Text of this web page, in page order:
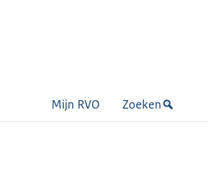
Mijn RVO Zoeken